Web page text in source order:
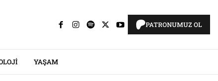
PATRONUMUZ OL
YAŞAM